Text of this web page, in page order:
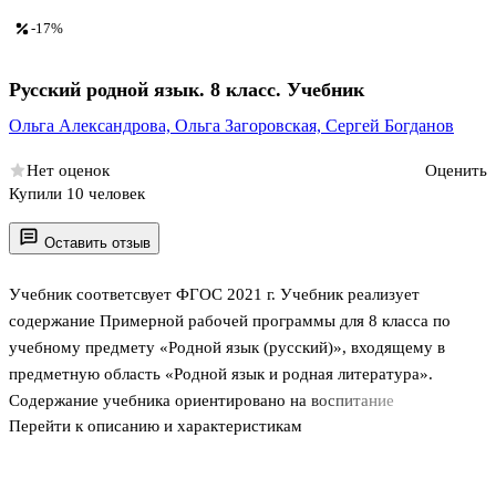
Оставить отзыв
Учебник соответсвует ФГОС 2021 г. Учебник реализует
содержание Примерной рабочей программы для 8 класса по
учебному предмету «Родной язык (русский)», входящему в
предметную область «Родной язык и родная литература».
Содержание учебника ориентировано на воспитание
патриотизма и уважения к русскому языку как основе русской
Перейти к описанию и характеристикам
-17%
Русский родной язык. 8 класс. Учебник
Ольга Александрова, Ольга Загоровская, Сергей Богданов
Нет оценок
Оценить
Купили 10 человек